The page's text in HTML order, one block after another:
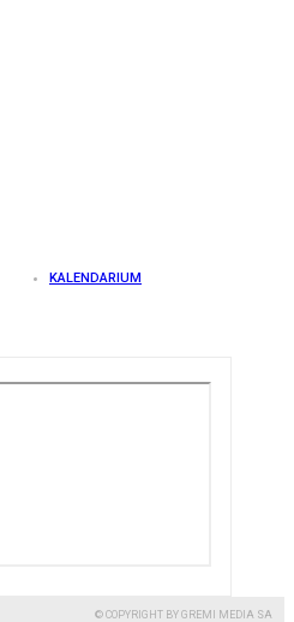
KALENDARIUM
© COPYRIGHT BY GREMI MEDIA SA